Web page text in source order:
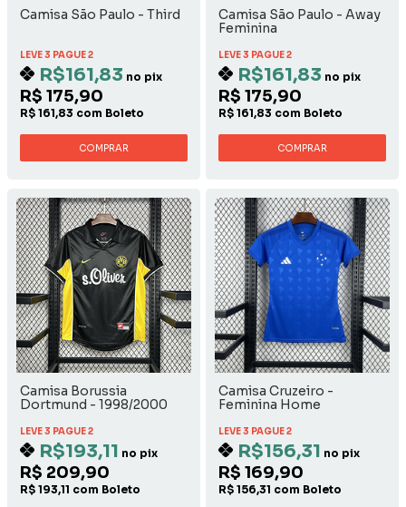
Camisa São Paulo - Third
LEVE 3 PAGUE 2
R$161,83 no pix
R$ 175,90
R$ 161,83 com Boleto
COMPRAR
Camisa São Paulo - Away
Feminina
LEVE 3 PAGUE 2
R$161,83 no pix
R$ 175,90
R$ 161,83 com Boleto
COMPRAR
Camisa Borussia
Dortmund - 1998/2000
LEVE 3 PAGUE 2
R$193,11 no pix
R$ 209,90
R$ 193,11 com Boleto
Camisa Cruzeiro -
Feminina Home
LEVE 3 PAGUE 2
R$156,31 no pix
R$ 169,90
R$ 156,31 com Boleto